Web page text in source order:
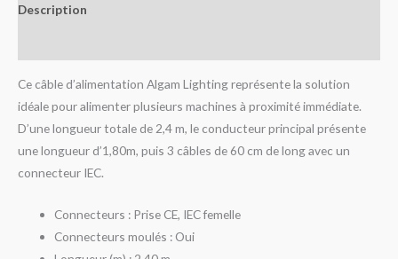
Description
Ce câble d’alimentation Algam Lighting représente la solution
idéale pour alimenter plusieurs machines à proximité immédiate.
D’une longueur totale de 2,4 m, le conducteur principal présente
une longueur d’1,80m, puis 3 câbles de 60 cm de long avec un
connecteur IEC.
Connecteurs : Prise CE, IEC femelle
Connecteurs moulés : Oui